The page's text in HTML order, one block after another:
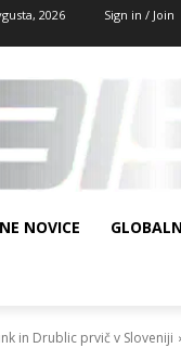
2026 Sign in / Join
NOVICE
in Drublic prvič v Sloveniji